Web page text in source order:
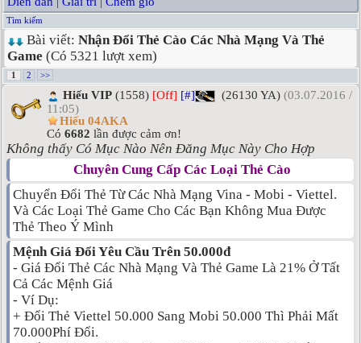
Tìm kiếm
Bài viết: Nhận Đổi Thẻ Cào Các Nhà Mạng Và Thẻ
Game (Có 5321 lượt xem)
1 2 >>
Hiếu VIP (1558) [Off] [#] (26130 YA) (03.07.2016 /
11:05)
Hiếu 04AKA
Có 6682 lần được cảm ơn!
Không thấy Có Mục Nào Nên Đăng Mục Này Cho Hợp
Chuyên Cung Cấp Các Loại Thẻ Cào
Chuyển Đổi Thẻ Từ Các Nhà Mạng Vina - Mobi - Viettel.
Và Các Loại Thẻ Game Cho Các Bạn Không Mua Được
Thẻ Theo Ý Mình
Mệnh Giá Đổi Yêu Cầu Trên 50.000đ
- Giá Đổi Thẻ Các Nhà Mạng Và Thẻ Game Là 21% Ở Tất
Cả Các Mệnh Giá
- Ví Dụ:
+ Đổi Thẻ Viettel 50.000 Sang Mobi 50.000 Thì Phải Mất
70.000Phí Đổi.